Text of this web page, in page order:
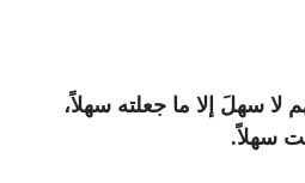
سهلَ إلا ما جعلته سهلاً،
سهلاً.